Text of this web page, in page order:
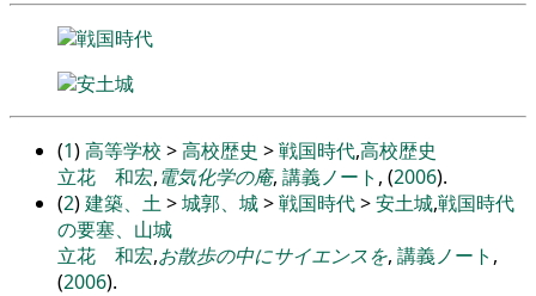
戦国時代
安土城
(1)高等学校 >高校歴史 >戦国時代,高校歴史
立花 和宏,電気化学の庵, 講義ノート , (2006).
(2)建築、土>城郭、城>戦国時代>安土城,戦国時代
の要塞、山城
立花 和宏,お散歩の中にサイエンスを, 講義ノート ,
(2006).